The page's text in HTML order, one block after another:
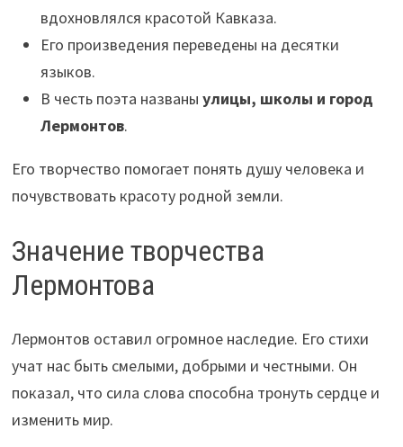
вдохновлялся красотой Кавказа.
Его произведения переведены на десятки
языков.
В честь поэта названы улицы, школы и город
Лермонтов.
Его творчество помогает понять душу человека и
почувствовать красоту родной земли.
Значение творчества
Лермонтова
Лермонтов оставил огромное наследие. Его стихи
учат нас быть смелыми, добрыми и честными. Он
показал, что сила слова способна тронуть сердце и
изменить мир.